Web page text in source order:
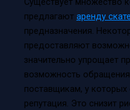
предлагают аренду
предназначения.
предоставляют
значительно упрощает
возможность
поставщикам, у
репутация. Это снизит